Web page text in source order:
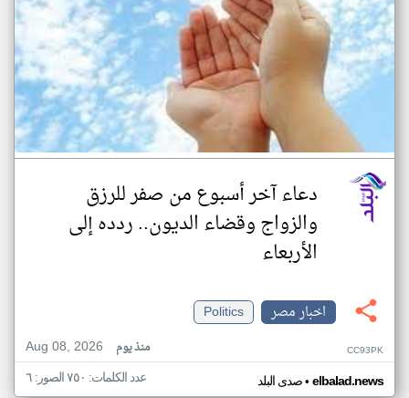
دعاء آخر أسبوع من صفر للرزق
والزواج وقضاء الديون.. ردده إلى
الأربعاء
اخبار مصر
Politics
Aug 08, 2026
منذ يوم CC93PK
صدى البلد• elbalad.news عدد الكلمات: ٧٥٠ الصور: ٦